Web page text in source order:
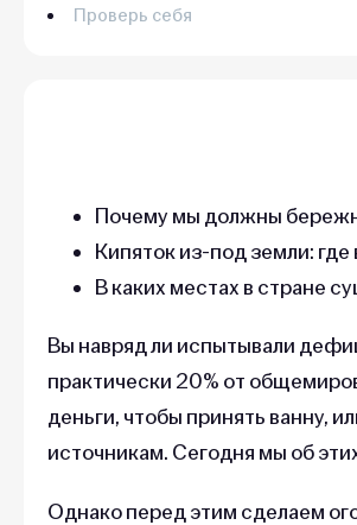
Проверь себя
Почему мы должны
Кипяток из-под земли:
В каких местах в стране
Вы навряд ли испытывали
практически 20% от
деньги, чтобы принять ванну,
источникам. Сегодня мы об
Однако перед этим сделаем